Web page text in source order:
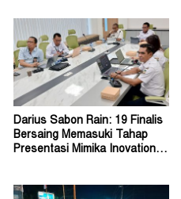
Darius Sabon Rain: 19 Finalis
Bersaing Memasuki Tahap
Presentasi Mimika Inovation